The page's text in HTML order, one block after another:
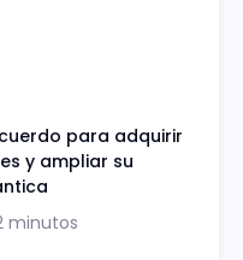
para adquirir
y ampliar su
minutos